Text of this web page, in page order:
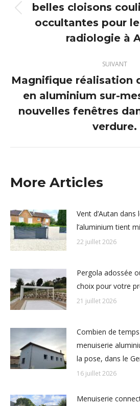
Article
:
belles cloisons
occultantes pour
radiologie à
SUIVANT
Article
suivant
:
Magnifique réalisation
en aluminium sur-
nouvelles fenêtres
verdure.
More Articles
Vent d’Autan
l’aluminium tient
22 juillet 2026
Pergola adossée
choix pour votre
21 juillet 2026
Combien de
menuiserie
la pose, dans le
16 juillet 2026
Menuiserie